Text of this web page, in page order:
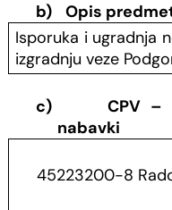
b)
Opis
Isporuka i ugradnja
izgradnju veze
c)
CPV –
nabavki
45223200-8